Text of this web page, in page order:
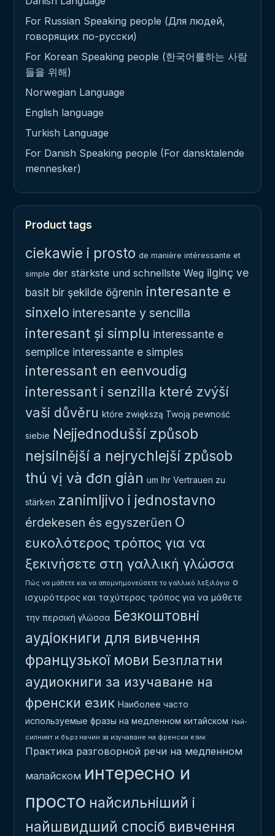
For Russian Speaking people (Для людей,
говорящих по-русски)
For Korean Speaking people (한국어를하는 사람
들을 위해)
Norwegian Language
English language
Turkish Language
For Danish Speaking people (For dansktalende
mennesker)
Product tags
ciekawie i prosto de manière intéressante et
simple der stärkste und schnellste Weg ilginç ve
basit bir şekilde öğrenin interesante e
sinxelo interesante y sencilla
interesant și simplu interessante e
semplice interessante e simples
interessant en eenvoudig
interessant i senzilla které zvýší
vaši důvěru które zwiększą Twoją pewność
siebie Nejjednodušší způsob
nejsilnější a nejrychlejší způsob
thú vị và đơn giản um Ihr Vertrauen zu
stärken zanimljivo i jednostavno
érdekesen és egyszerűen Ο
ευκολότερος τρόπος για να
ξεκινήσετε στη γαλλική γλώσσα
Πώς να μάθετε και να απομνημονεύσετε το γαλλικό λεξιλόγιο ο
ισχυρότερος και ταχύτερος τρόπος για να μάθετε
την περσική γλώσσα Безкоштовні
аудіокниги для вивчення
французької мови Безплатни
аудиокниги за изучаване на
френски език Наиболее часто
используемые фразы на медленном китайском
Най-
силният и бърз начин за изучаване на френски език
Практика разговорной речи на медленном
малайском интересно и
просто найсильніший і
найшвидший спосіб вивчення